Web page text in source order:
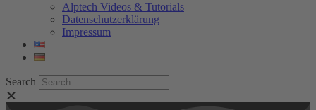
Alptech Videos & Tutorials
Datenschutzerklärung
Impressum
Search